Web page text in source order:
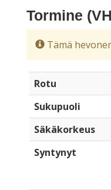
Tormine
Tämä
Rotu
Sukupuoli
Säkäkorkeus
Syntynyt